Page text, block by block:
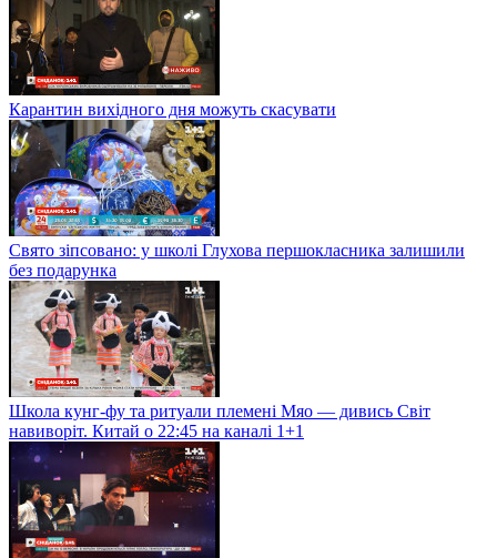
Карантин вихідного дня можуть скасувати
Свято зіпсовано: у школі Глухова першокласника залишили
без подарунка
Школа кунг-фу та ритуали племені Мяо — дивись Світ
навиворіт. Китай о 22:45 на каналі 1+1